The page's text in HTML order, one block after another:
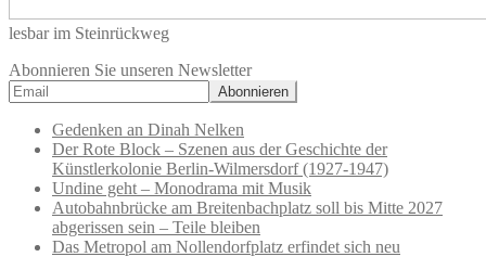
lesbar im Steinrückweg
Abonnieren Sie unseren Newsletter
Gedenken an Dinah Nelken
Der Rote Block – Szenen aus der Geschichte der
Künstlerkolonie Berlin-Wilmersdorf (1927-1947)
Undine geht – Monodrama mit Musik
Autobahnbrücke am Breitenbachplatz soll bis Mitte 2027
abgerissen sein – Teile bleiben
Das Metropol am Nollendorfplatz erfindet sich neu